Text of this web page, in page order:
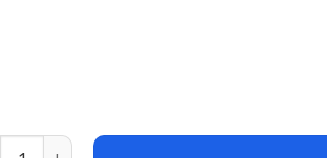
Base Pro v2.1 adet